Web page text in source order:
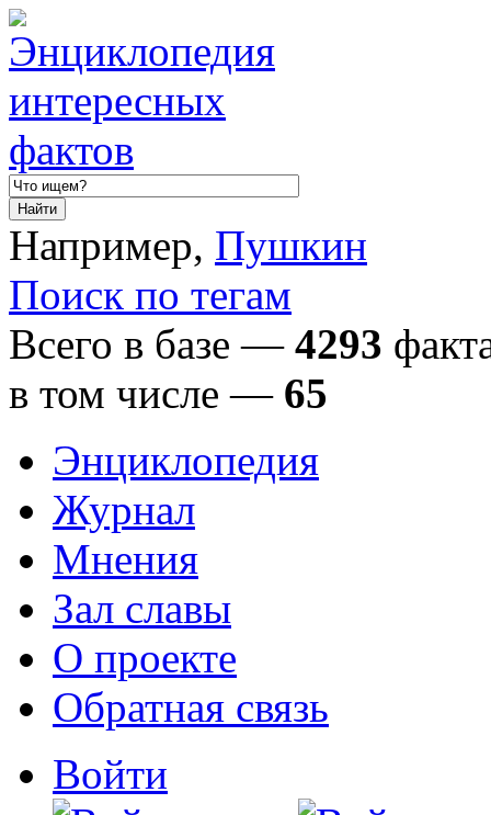
Например, Пушкин
Поиск по тегам
Всего в базе — 4293
в том числе— 65
Энциклопедия
Журнал
Мнения
Зал славы
О проекте
Обратная связь
Войти